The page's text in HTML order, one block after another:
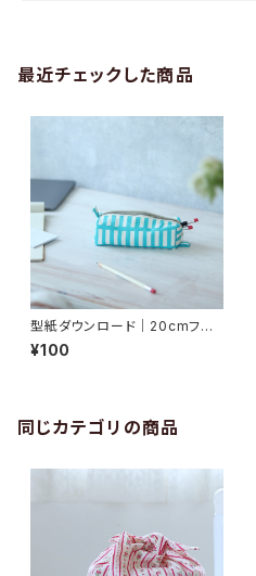
最近チェックした商品
型紙ダウンロード｜20cmファ
スナーで作る『ペンケース』A4判
¥100
同じカテゴリの商品